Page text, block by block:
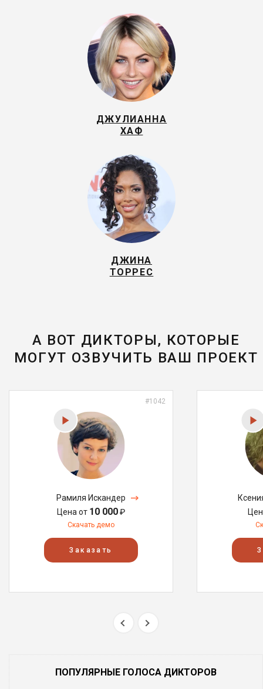
ДЖУЛИАННА
ХАФ
ДЖИНА
ТОРРЕС
А ВОТ ДИКТОРЫ, КОТОРЫЕ
МОГУТ ОЗВУЧИТЬ ВАШ ПРОЕКТ
#1042
Рамиля Искандер
Цена от 10 000₽
Скачать демо
Заказать
ПОПУЛЯРНЫЕ ГОЛОСА ДИКТОРОВ